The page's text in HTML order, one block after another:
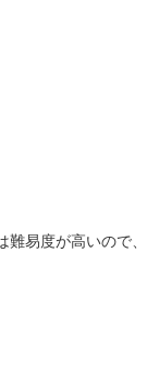
易度が高いので